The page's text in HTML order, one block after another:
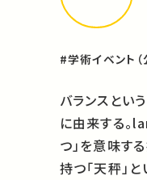
#学術イベント
バランスとい
に由来する。
つ」を意味す
持つ「天秤」